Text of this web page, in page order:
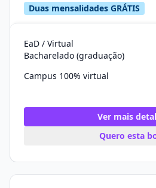
Duas mensalidades GRÁTIS
EaD / Virtual
Bacharelado (graduação)
Campus 100% virtual
Ver mais
Quero esta